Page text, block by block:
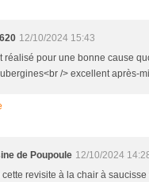
12/10/2024 15:43
réalisé pour une bonne cause
/> excellent après-
de Poupoule 12/10/2024
cette revisite à la chair à